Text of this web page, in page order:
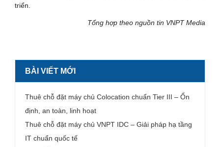
triển.
Tổng hợp theo nguồn tin VNPT Media
BÀI VIẾT MỚI
Thuê chỗ đặt máy chủ Colocation chuẩn Tier III – Ổn
định, an toàn, linh hoạt
Thuê chỗ đặt máy chủ VNPT IDC – Giải pháp hạ tầng
IT chuẩn quốc tế